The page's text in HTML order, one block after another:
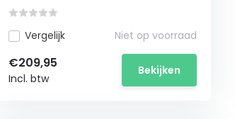
Vergelijk Niet op voorraad
€209,95
Incl. btw
Bekijken